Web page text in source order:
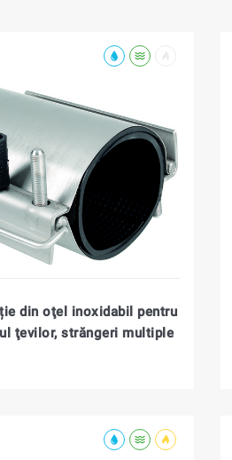
din oţel inoxidabil pentru
ţevilor, străngeri multiple